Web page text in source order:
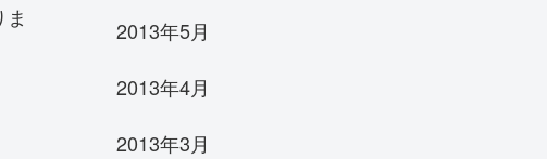
2013年5月
2013年4月
2013年3月